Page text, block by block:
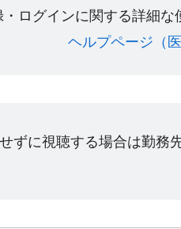
ログインに関する詳細な
ヘルプページ（
ずに視聴する場合は勤務